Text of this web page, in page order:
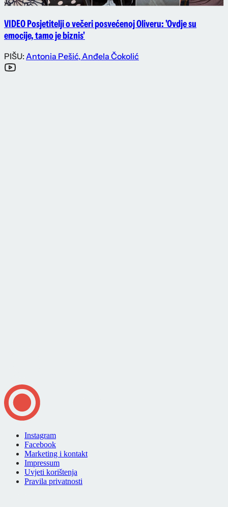
VIDEO Posjetitelji o večeri posvećenoj Oliveru: 'Ovdje su
emocije, tamo je biznis'
PIŠU: Antonia Pešić, Anđela Čokolić
Instagram
Facebook
Marketing i kontakt
Impressum
Uvjeti korištenja
Pravila privatnosti